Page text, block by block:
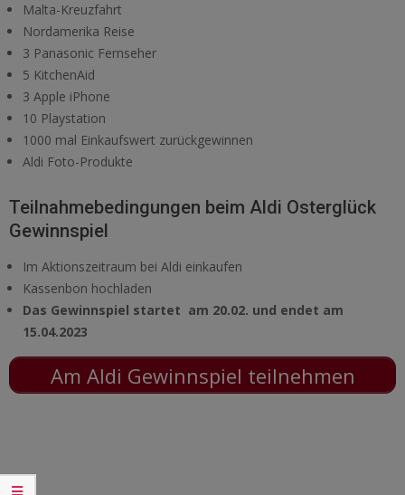
Malta-Kreuzfahrt
Nordamerika Reise
3 Panasonic Fernseher
5 KitchenAid
3 Apple iPhone
10 Playstation
1000 mal Einkaufswert zurückgewinnen
Aldi Foto-Produkte
Teilnahmebedingungen beim Aldi Osterglück
Gewinnspiel
Im Aktionszeitraum bei Aldi einkaufen
Kassenbon hochladen
Das Gewinnspiel startet am 20.02. und endet am
15.04.2023
Am Aldi Gewinnspiel teilnehmen